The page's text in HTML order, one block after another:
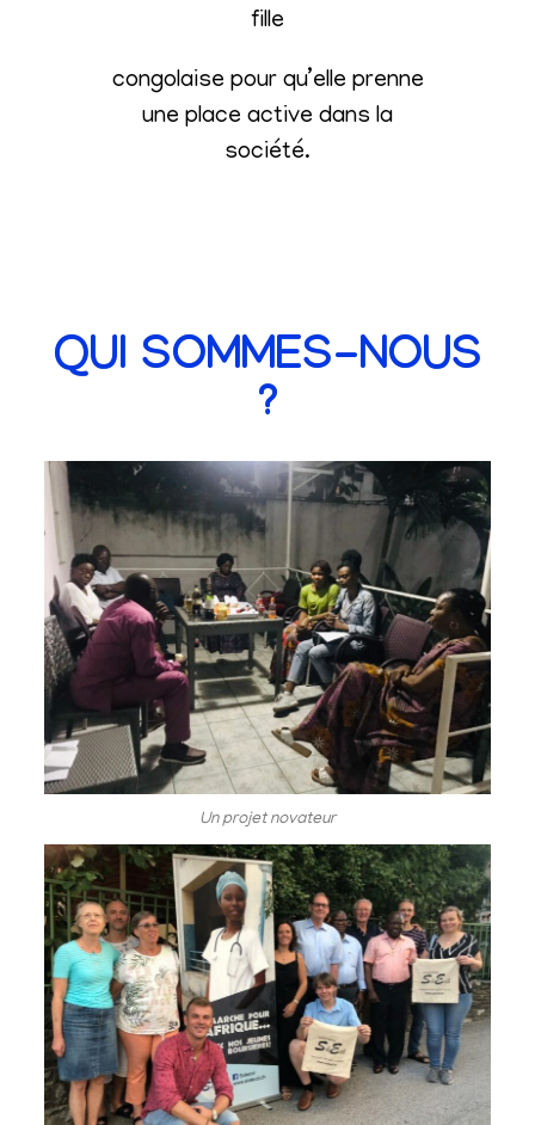
fille
congolaise pour qu’elle prenne
une place active dans la
société.
QUI SOMMES-NOUS
?
Un projet novateur